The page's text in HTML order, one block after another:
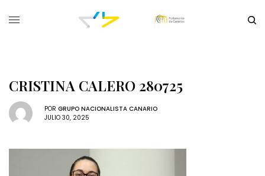
CRISTINA CALERO 280725
POR GRUPO NACIONALISTA CANARIO
JULIO 30, 2025